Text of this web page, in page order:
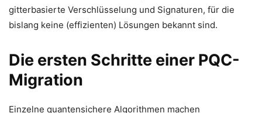
gitterbasierte Verschlüsselung und Signaturen, für die
bislang keine (effizienten) Lösungen bekannt sind.
Die ersten Schritte einer PQC-
Migration
Einzelne quantensichere Algorithmen machen